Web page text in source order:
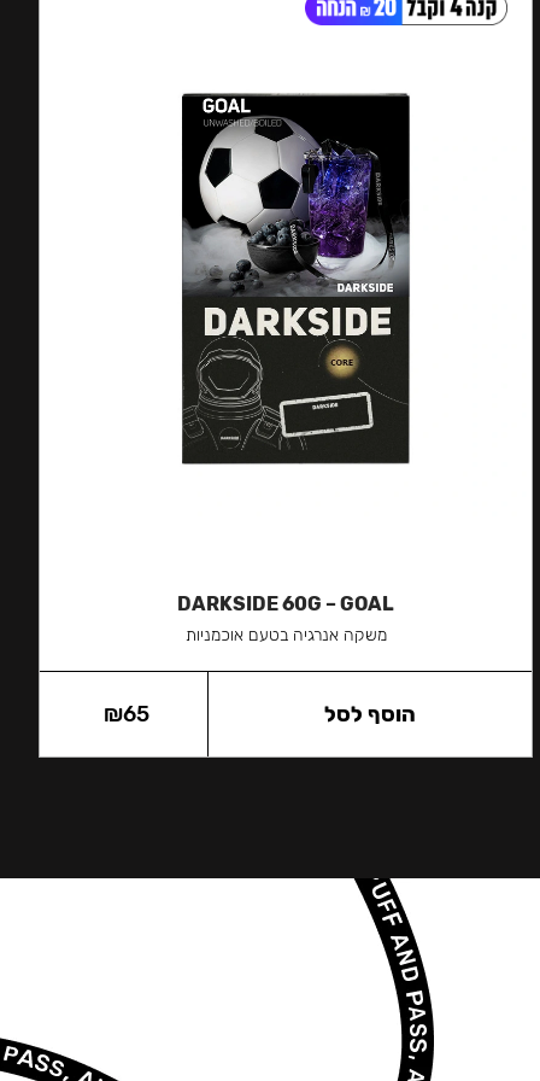
DARKSIDE 60G – GOAL
משקה אנרגיה בטעם אוכמניות
₪65 הוסף לסל